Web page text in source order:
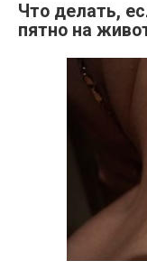
Что делать,
пятно на